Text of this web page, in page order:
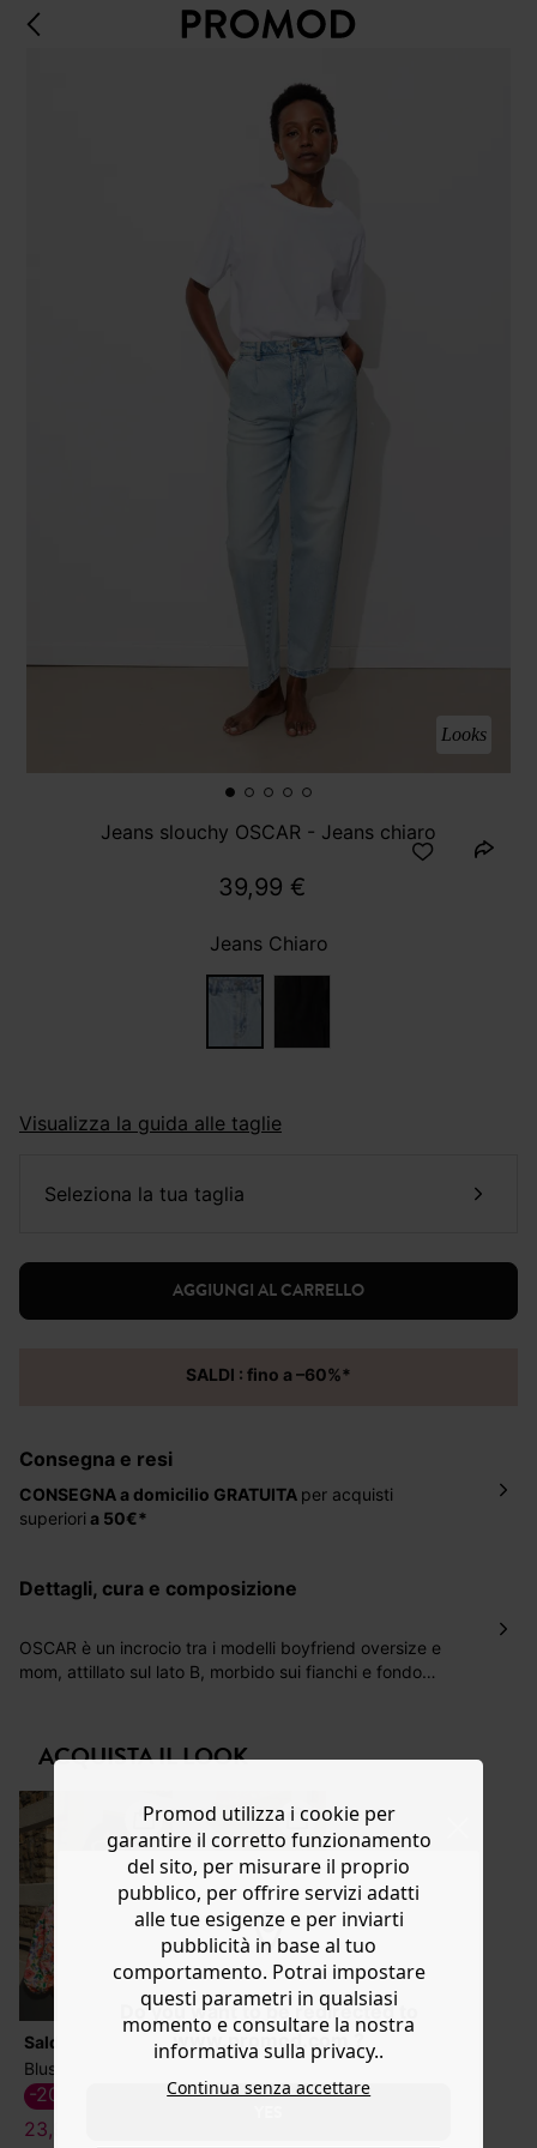
Do you want to be redirected to
www.promod.com ?
Looks
Jeans slouchy OSCAR - Jeans chiaro
39,99 €
Jeans Chiaro
Visualizza la guida alle taglie
seleziona la tua taglia
AGGIUNGI AL CARRELLO
SALDI : fino a –60%*
Consegna e resi
CONSEGNA a domicilio GRATUITA per acquisti
superiori a 50€*
ordinazione, al costo di 4 € per ordini inferiori a 50 €.
decorrere dalla data dell’avvenuta ricezione.
Aiuto
dettagli, cura e composizione
OSCAR è un incrocio tra i modelli boyfriend oversize e
mom, attillato sul lato B, morbido sui fianchi e fondo
metallo. 5 tasche. Articolo contenente fibre riciclate.
Ricavate dai tessuti o dalla plastica oggetto di raccolta,
le fibre riciclate vengono riutilizzate per creare nuovi
ACQUISTA IL LOOK
Saldi
23,99 €
-20%
Sandali borchiati in pelle
-30%
Promod utilizza i cookie per
garantire il corretto funzionamento
del sito, per misurare il proprio
pubblico, per offrire servizi adatti
alle tue esigenze e per inviarti
pubblicità in base al tuo
comportamento. Potrai impostare
questi parametri in qualsiasi
momento e consultare la nostra
informativa sulla privacy..
Continua senza accettare